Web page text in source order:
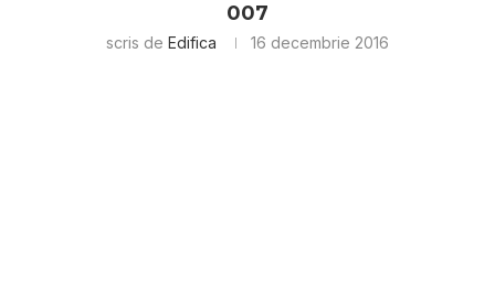
007
scris de Edifica 16 decembrie 2016